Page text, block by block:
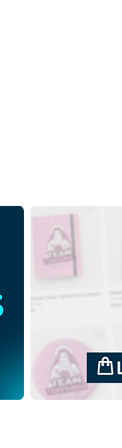
de Melitene
Ilustração
em PNG